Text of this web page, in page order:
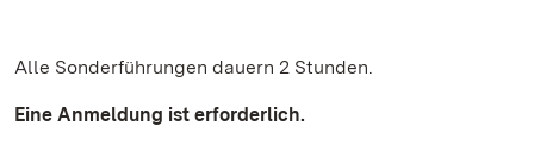
Alle Sonderführungen dauern 2 Stunden.
Eine Anmeldung ist erforderlich.